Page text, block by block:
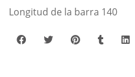
Longitud de la barra 140